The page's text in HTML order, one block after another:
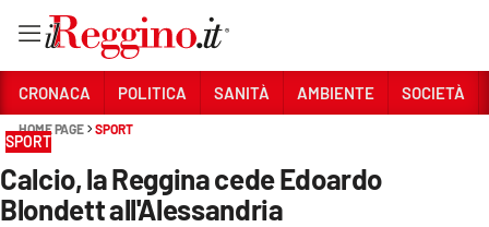
Sezioni
CRONACA
CRONACA POLITICA SANITÀ AMBIENTE SOCIETÀ
HOME PAGE SPORT
SPORT
Calcio, la Reggina cede Edoardo
Blondett all'Alessandria